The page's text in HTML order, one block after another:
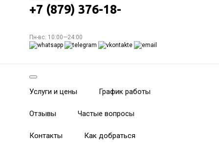
+7 (879) 376-18-
Пн-вс: 10:00—24:00
Услуги и цены График работы
Отзывы Частые вопросы
Контакты Как добраться